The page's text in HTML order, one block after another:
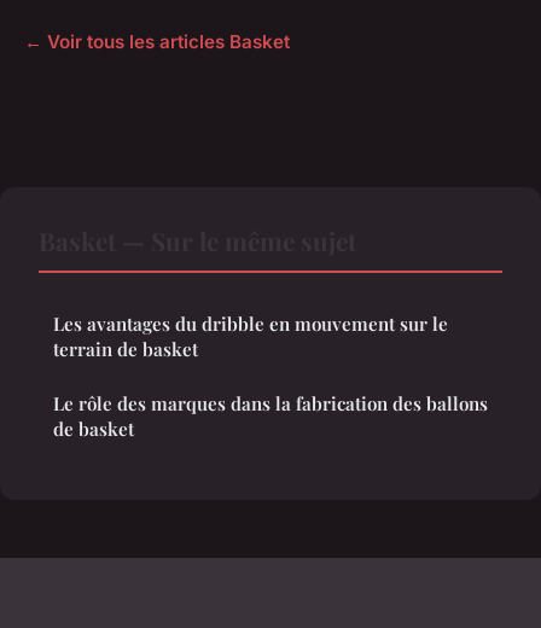
← Voir tous les articles Basket
Les avantages du dribble en mouvement sur le
terrain de basket
Le rôle des marques dans la fabrication des ballons
de basket